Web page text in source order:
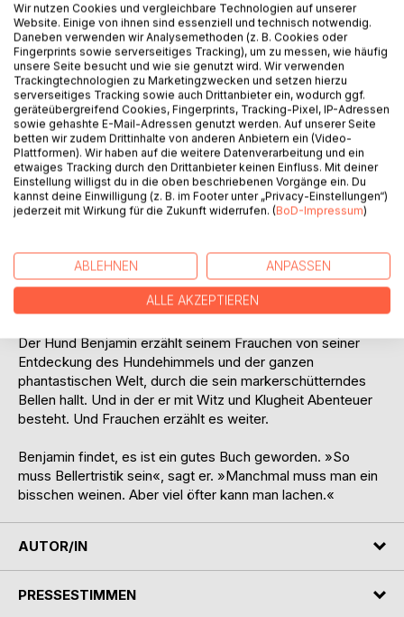
BESCHREIBUNG
Alle Hunde kommen in den Himmel. Das weiß jeder, der um
einen vierbeinigen Freund getrauert hat. Kaum jemand aber
weiß, wie es im Hundehimmel zugeht. Klar, es darf gebellt
werden und kein Hund steht vor verschlossenen
Kühlschranktüren.
Aber wie leben die Hunde? Was hat es auf sich mit dem
Abendbellen? Wie wirken Unruch und Nasentrost? Was tun
Pfotengepolterpfad? Die Wölfin Alupina – was macht sie im
Hundehimmel? Und warum muss der Zweibeiner Charly
solange im Menschheim sitzen, bevor er einen guten Platz
Der Hund Benjamin erzählt seinem Frauchen von seiner
Entdeckung des Hundehimmels und der ganzen
phantastischen Welt, durch die sein markerschütterndes
Bellen hallt. Und in der er mit Witz und Klugheit Abenteuer
besteht. Und Frauchen erzählt es weiter.
Benjamin findet, es ist ein gutes Buch geworden. »So
muss Bellertristik sein«, sagt er. »Manchmal muss man ein
bisschen weinen. Aber viel öfter kann man lachen.«
AUTOR/IN
PRESSESTIMMEN
Wir nutzen Cookies und vergleichbare Technologien auf unserer
Website. Einige von ihnen sind essenziell und technisch notwendig.
Daneben verwenden wir Analysemethoden (z. B. Cookies oder
Fingerprints sowie serverseitiges Tracking), um zu messen, wie häufig
unsere Seite besucht und wie sie genutzt wird. Wir verwenden
Trackingtechnologien zu Marketingzwecken und setzen hierzu
serverseitiges Tracking sowie auch Drittanbieter ein, wodurch ggf.
geräteübergreifend Cookies, Fingerprints, Tracking-Pixel, IP-Adressen
sowie gehashte E-Mail-Adressen genutzt werden. Auf unserer Seite
betten wir zudem Drittinhalte von anderen Anbietern ein (Video-
Plattformen). Wir haben auf die weitere Datenverarbeitung und ein
etwaiges Tracking durch den Drittanbieter keinen Einfluss. Mit deiner
Einstellung willigst du in die oben beschriebenen Vorgänge ein. Du
kannst deine Einwilligung (z. B. im Footer unter „Privacy-Einstellungen“)
jederzeit mit Wirkung für die Zukunft widerrufen. (BoD-Impressum)
ABLEHNEN ANPASSEN
ALLE AKZEPTIEREN